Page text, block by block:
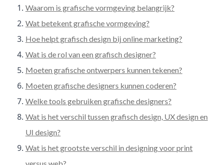
Waarom is grafische vormgeving belangrijk?
Wat betekent grafische vormgeving?
Hoe helpt grafisch design bij online marketing?
Wat is de rol van een grafisch designer?
Moeten grafische ontwerpers kunnen tekenen?
Moeten grafische designers kunnen coderen?
Welke tools gebruiken grafische designers?
Wat is het verschil tussen grafisch design, UX design en
UI design?
Wat is het grootste verschil in designing voor print